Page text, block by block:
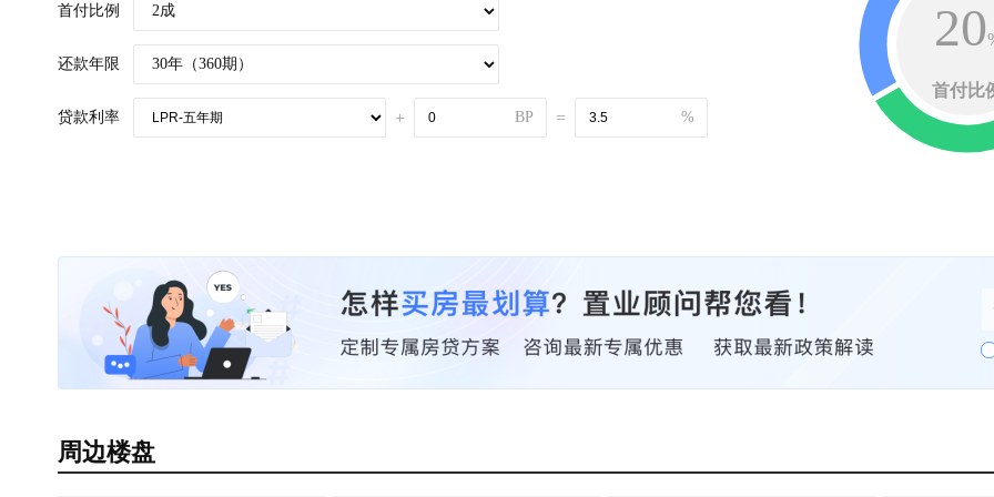
首付比例
还款年限
贷款利率 + BP = %
20
首付比
周边楼盘